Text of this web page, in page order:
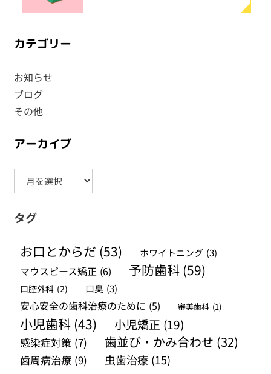
カテゴリー
お知らせ
ブログ
その他
アーカイブ
ー
カ
ブ
タグ
お口とからだ (53) ホワイトニング (3)
マウスピース矯正 (6) 予防歯科 (59)
口腔外科 (2) 口臭 (3)
安心安全の歯科治療のために (5) 審美歯科 (1)
小児歯科 (43) 小児矯正 (19)
感染症対策 (7) 歯並び・かみ合わせ (32)
歯周病治療 (9) 虫歯治療 (15)